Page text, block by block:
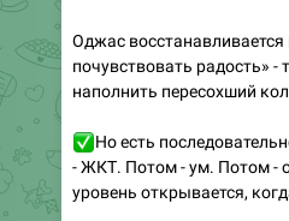
наполнить пересохший
Но есть
уровень открывается,
Тысячи студентов